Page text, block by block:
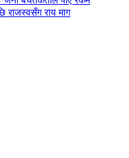
राजस्वसँग राय माग